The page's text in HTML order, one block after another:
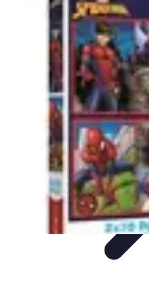
Tout sur le Padel
Entraînement et Techniques
Équipement Tendances
Tout sur le Padel